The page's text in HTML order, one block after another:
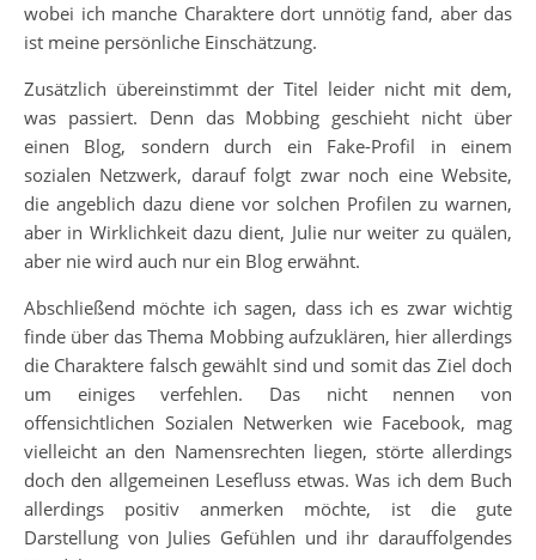
wobei ich manche Charaktere dort unnötig fand, aber das
ist meine persönliche Einschätzung.
Zusätzlich übereinstimmt der Titel leider nicht mit dem,
was passiert. Denn das Mobbing geschieht nicht über
einen Blog, sondern durch ein Fake-Profil in einem
sozialen Netzwerk, darauf folgt zwar noch eine Website,
die angeblich dazu diene vor solchen Profilen zu warnen,
aber in Wirklichkeit dazu dient, Julie nur weiter zu quälen,
aber nie wird auch nur ein Blog erwähnt.
Abschließend möchte ich sagen, dass ich es zwar wichtig
finde über das Thema Mobbing aufzuklären, hier allerdings
die Charaktere falsch gewählt sind und somit das Ziel doch
um einiges verfehlen. Das nicht nennen von
offensichtlichen Sozialen Netwerken wie Facebook, mag
vielleicht an den Namensrechten liegen, störte allerdings
doch den allgemeinen Lesefluss etwas. Was ich dem Buch
allerdings positiv anmerken möchte, ist die gute
Darstellung von Julies Gefühlen und ihr darauffolgendes